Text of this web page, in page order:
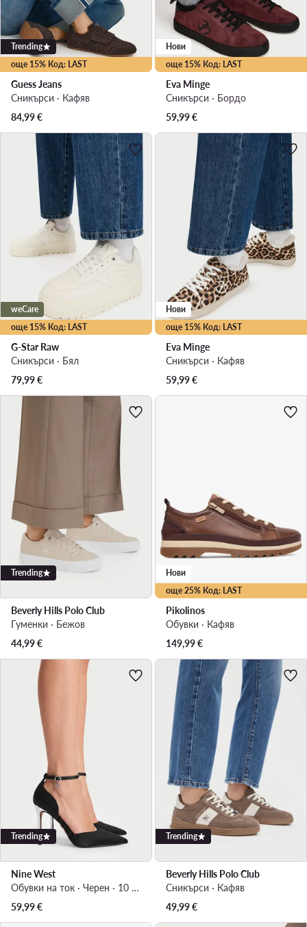
още 15% Код: LAST
Trending
Guess Jeans
Сникърси · Кафяв
84,99€
още 15% Код: LAST
Нови
Eva Minge
Сникърси · Бордо
59,99€
още 15% Код: LAST
weCare
G-Star Raw
Сникърси · Бял
79,99€
още 15% Код: LAST
Нови
Eva Minge
Сникърси · Кафяв
59,99€
Trending
Beverly Hills Polo Club
Гуменки · Бежов
44,99€
още 25% Код: LAST
Нови
Pikolinos
Обувки · Кафяв
149,99€
Trending
Nine West
Обувки на ток · Черен · 10 cm
59,99€
Trending
Beverly Hills Polo Club
Сникърси · Кафяв
49,99€